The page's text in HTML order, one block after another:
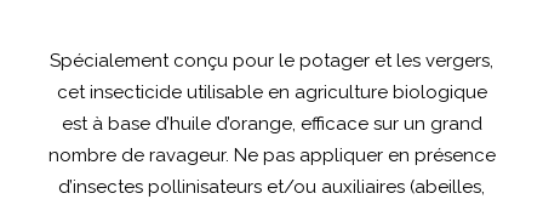
Spécialement conçu pour le potager et les vergers,
cet insecticide utilisable en agriculture biologique
est à base d’huile d’orange, efficace sur un grand
nombre de ravageur. Ne pas appliquer en présence
d’insectes pollinisateurs et/ou auxiliaires (abeilles,